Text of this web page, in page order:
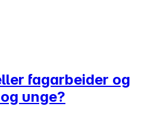
fagarbeider og
unge?